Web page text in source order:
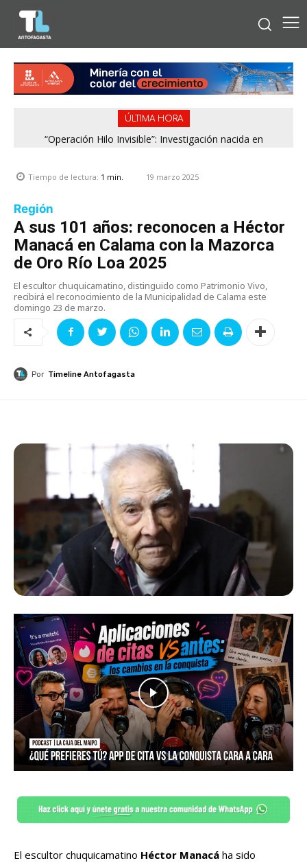
ÚLTIMA HORA
“Operación Hilo Invisible”: Investigación nacida en
Tiempo de lectura: 1 min. 19 marzo 2025
Región
A sus 101 años: reconocen a Héctor
Manacá en Calama con la Mazorca
de Oro Río Loa 2025
El escultor chuquicamatino, distinguido como Patrimonio Vivo,
recibirá el reconocimiento de la Municipalidad de Calama este
domingo 23 de marzo.
Por Timeline Antofagasta
El escultor chuquicamatino Héctor Manacá ha sido